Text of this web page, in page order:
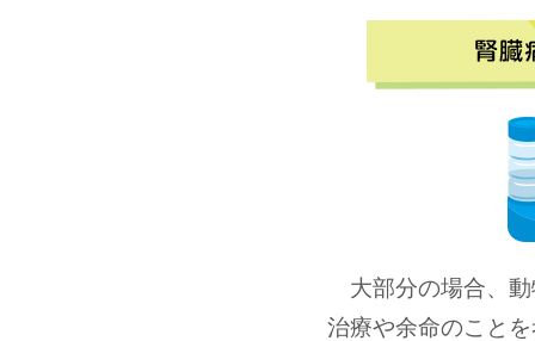
大部分の場合、動
治療や余命のこと